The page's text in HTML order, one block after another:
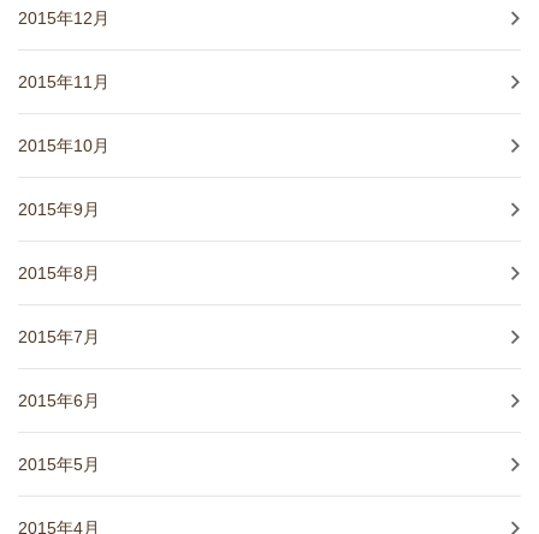
2015年12月
2015年11月
2015年10月
2015年9月
2015年8月
2015年7月
2015年6月
2015年5月
2015年4月